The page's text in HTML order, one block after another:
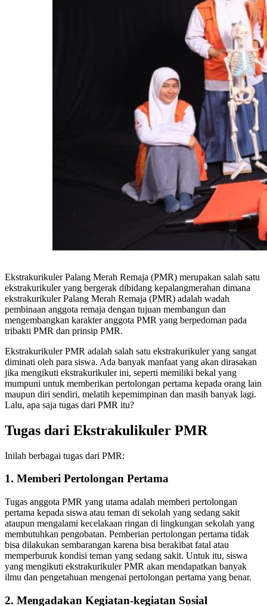
Ekstrakurikuler Palang Merah Remaja (PMR) merupakan salah satu
ekstrakurikuler yang bergerak dibidang kepalangmerahan dimana
ekstrakurikuler Palang Merah Remaja (PMR) adalah wadah
pembinaan anggota remaja dengan tujuan membangun dan
mengembangkan karakter anggota PMR yang berpedoman pada
tribakti PMR dan prinsip PMR.
Ekstrakurikuler PMR adalah salah satu ekstrakurikuler yang sangat
diminati oleh para siswa. Ada banyak manfaat yang akan dirasakan
jika mengikuti ekstrakurikuler ini, seperti memiliki bekal yang
mumpuni untuk memberikan pertolongan pertama kepada orang lain
maupun diri sendiri, melatih kepemimpinan dan masih banyak lagi.
Lalu, apa saja tugas dari PMR itu?
Tugas dari Ekstrakulikuler PMR
Inilah berbagai tugas dari PMR:
1. Memberi Pertolongan Pertama
Tugas anggota PMR yang utama adalah memberi pertolongan
pertama kepada siswa atau teman di sekolah yang sedang sakit
ataupun mengalami kecelakaan ringan di lingkungan sekolah yang
membutuhkan pengobatan. Pemberian pertolongan pertama tidak
bisa dilakukan sembarangan karena bisa berakibat fatal atau
memperburuk kondisi teman yang sedang sakit. Untuk itu, siswa
yang mengikuti ekstrakurikuler PMR akan mendapatkan banyak
ilmu dan pengetahuan mengenai pertolongan pertama yang benar.
2. Mengadakan Kegiatan-kegiatan Sosial